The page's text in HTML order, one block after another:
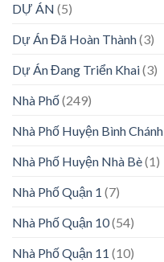
DỰ ÁN (5)
Dự Án Đã Hoàn Thành(3)
Dự Án Đang Triển Khai(3)
Nhà Phố(249)
Nhà Phố Huyện Bình Chánh
Nhà Phố Huyện Nhà Bè(1)
Nhà Phố Quận 1 (7)
Nhà Phố Quận 10(54)
Nhà Phố Quận 11 (10)